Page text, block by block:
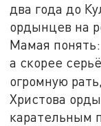
два года до
ордынцев на
Мамая
а скорее
огромную
Христова
карательным